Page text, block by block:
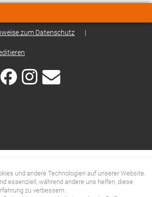
zum Datenschutz |
und andere Technologien auf unserer Website.
essenziell, während andere uns helfen, diese
zu verbessern.